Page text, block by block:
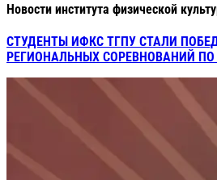
Новости института физической
СТУДЕНТЫ ИФКС ТГПУ СТАЛИ
РЕГИОНАЛЬНЫХ СОРЕВНОВАНИЙ